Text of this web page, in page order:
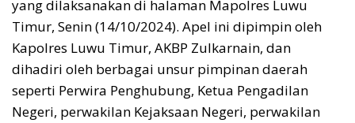
yang dilaksanakan di halaman Mapolres Luwu
Timur, Senin (14/10/2024). Apel ini dipimpin oleh
Kapolres Luwu Timur, AKBP Zulkarnain, dan
dihadiri oleh berbagai unsur pimpinan daerah
seperti Perwira Penghubung, Ketua Pengadilan
Negeri, perwakilan Kejaksaan Negeri, perwakilan